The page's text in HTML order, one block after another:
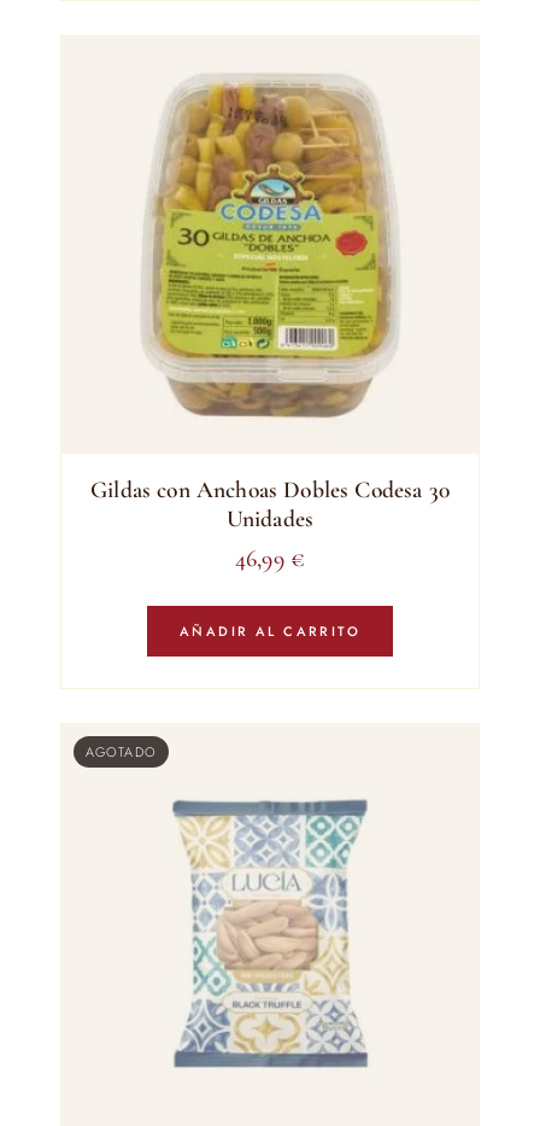
Gildas con Anchoas Dobles Codesa 30
Unidades
46,99 €
AÑADIR AL CARRITO
AGOTADO